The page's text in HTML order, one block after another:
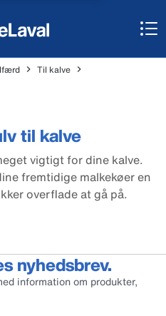
Til kalve
til kalve
vigtigt for dine kalve.
fremtidige malkekøer en
overflade at gå på.
nyhedsbrev.
information om produkter,